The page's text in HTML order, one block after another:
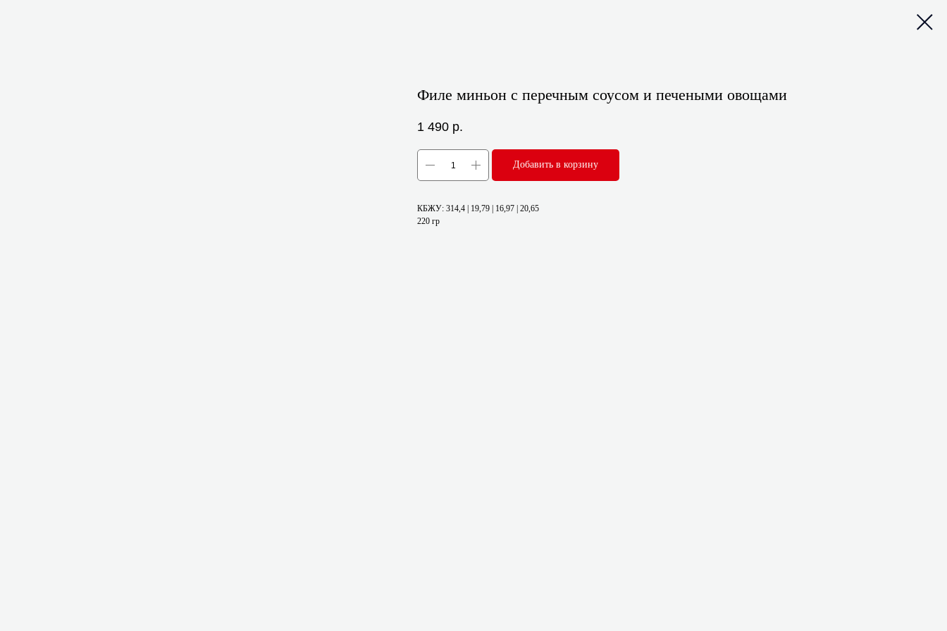
Филе миньон с перечным соусом и печеными овощами
1 490 р.
Добавить в корзину
КБЖУ: 314,4 | 19,79 | 16,97 | 20,65
220 гр